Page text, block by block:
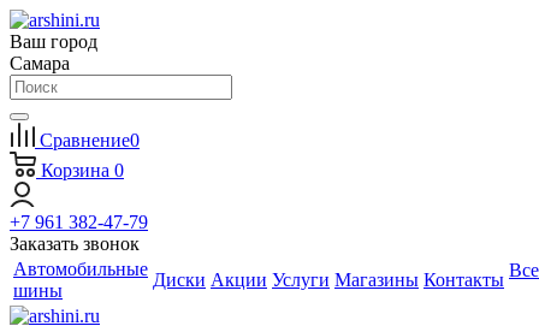
Ваш город
Самара
Сравнение0
Корзина 0
+7 961 382-47-79
Заказать звонок
Автомобильные
шины
Диски Акции Услуги Магазины Контакты Все